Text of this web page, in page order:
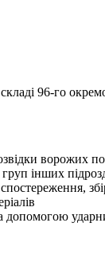
96-го
ворожих
інших
допомогою